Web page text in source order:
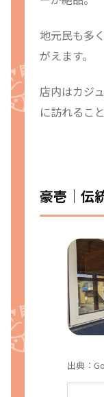
地元民も多
がえます。
店内はカジ
に訪れるこ
豪壱｜伝
出典：